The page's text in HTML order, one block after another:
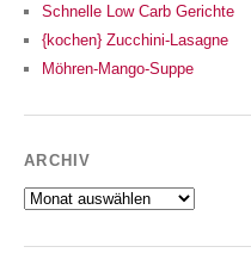
Schnelle Low Carb Gerichte
{kochen} Zucchini-Lasagne
Möhren-Mango-Suppe
ARCHIV
Archiv